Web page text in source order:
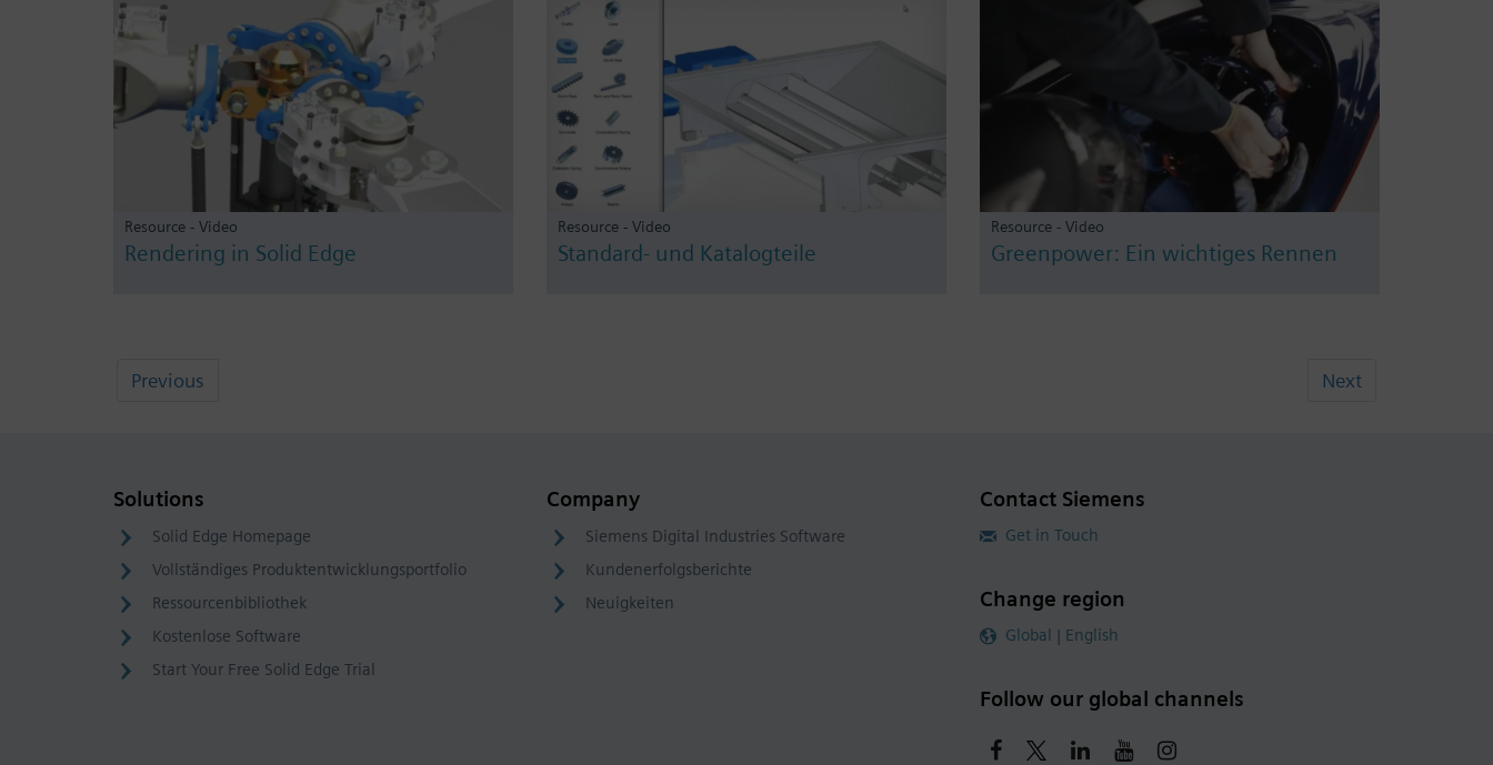
Resource - Video
Rendering in Solid Edge
Resource - Video
Standard- und Katalogteile
Resource - Video
Greenpower: Ein wichtiges Rennen
Previous Next
Solutions
Solid Edge Homepage
Vollständiges Produktentwicklungsportfolio
Ressourcenbibliothek
Kostenlose Software
Start Your Free Solid Edge Trial
Company
Siemens Digital Industries Software
Kundenerfolgsberichte
Neuigkeiten
Contact Siemens
Get in Touch
Change region
Global | English
Follow our global channels